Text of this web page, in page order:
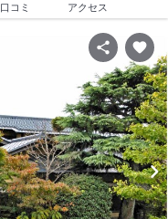
口コミ アクセス